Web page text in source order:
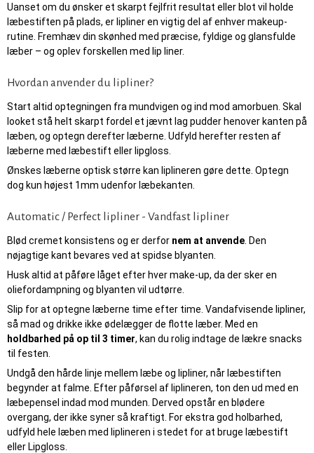
Uanset om du ønsker et skarpt fejlfrit resultat eller blot vil holde
læbestiften på plads, er lipliner en vigtig del af enhver makeup-
rutine. Fremhæv din skønhed med præcise, fyldige og glansfulde
læber – og oplev forskellen med lip liner.
Hvordan anvender du lipliner?
Start altid optegningen fra mundvigen og ind mod amorbuen. Skal
looket stå helt skarpt fordel et jævnt lag pudder henover kanten på
læben, og optegn derefter læberne. Udfyld herefter resten af
læberne med læbestift eller lipgloss.
Ønskes læberne optisk større kan liplineren gøre dette. Optegn
dog kun højest 1mm udenfor læbekanten.
Automatic / Perfect lipliner - Vandfast lipliner
Blød cremet konsistens og er derfor nem at anvende . Den
nøjagtige kant bevares ved at spidse blyanten.
Husk altid at påføre låget efter hver make-up, da der sker en
oliefordampning og blyanten vil udtørre.
Slip for at optegne læberne time efter time. Vandafvisende lipliner,
så mad og drikke ikke ødelægger de flotte læber. Med en
holdbarhed på op til 3 timer, kan du rolig indtage de lækre snacks
til festen.
Undgå den hårde linje mellem læbe og lipliner, når læbestiften
begynder at falme. Efter påførsel af liplineren, ton den ud med en
læbepensel indad mod munden. Derved opstår en blødere
overgang, der ikke syner så kraftigt. For ekstra god holbarhed,
udfyld hele læben med liplineren i stedet for at bruge læbestift
eller Lipgloss.